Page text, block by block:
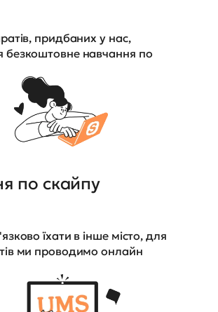
придбаних у нас,
безкоштовне навчання по
по скайпу
їхати в інше місто, для
ми проводимо онлайн